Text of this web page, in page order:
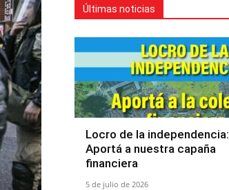
Últimas noticias
Locro de la independencia:
Aportá a nuestra capaña
financiera
5 de julio de 2026